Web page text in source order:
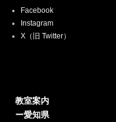
Facebook
Instagram
X（旧 Twitter）
教室案内
ー愛知県